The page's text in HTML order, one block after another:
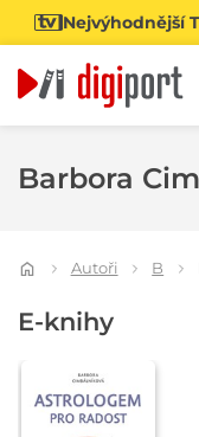
Nejvýhodnější
Barbora
Autoři B
E-knihy